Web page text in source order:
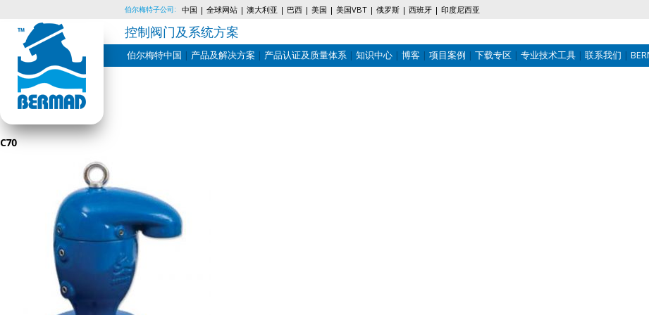
Skip
content
伯尔梅特子公司: 中国 全球网站 澳大利亚 巴西 美国 美国VBT 俄罗斯 西班牙 印度尼西亚
控制阀门及系统方案
伯尔梅特中国 产品及解决方案 产品认证及质量体系 知识中心 博客 项目案例 下载专区 专业技术工具 联系我们
C70